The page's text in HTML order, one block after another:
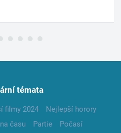
témata
filmy 2024
Nejlepší horory
času Partie
Počasí